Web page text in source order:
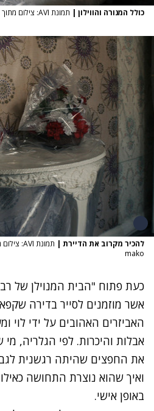
כולל המנורה והווילון | תמונת AVI: צילום מתוך האתר www.ravenrow, mako
להכיר מקרוב את הדיירת |
mako
כעת פתוח "הבית המנוילן של
אשר מוזמנים לסייר בדירה
האביזרים האהובים על ידי לוי
אבלות והיכרות. לפי הגלריה,
את החפצים שהיתה רגשנית
ואיך שהוא נוצרת התחושה
באופן אישי.